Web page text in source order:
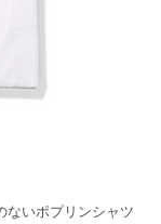
ないポプリンシャツ